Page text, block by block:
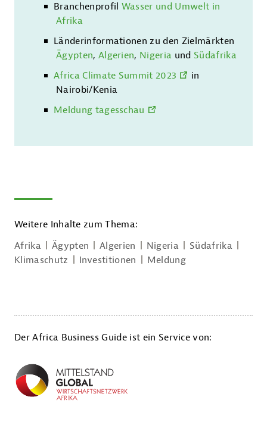
Branchenprofil Wasser und Umwelt in
Afrika
Länderinformationen zu den Zielmärkten
Ägypten, Algerien, Nigeria und Südafrika
Africa Climate Summit 2023
in
Nairobi/Kenia
Meldung tagesschau
Weitere Inhalte zum Thema:
Afrika
Ägypten Algerien Nigeria
Südafrika
Klimaschutz
Investitionen Meldung
Der Africa Business Guide ist ein Service von: